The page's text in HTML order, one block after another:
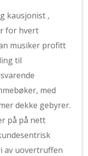
kausjonist ,
for hvert
musiker profitt
til
med
dekke gebyrer.
på på nett
av uovertruffen